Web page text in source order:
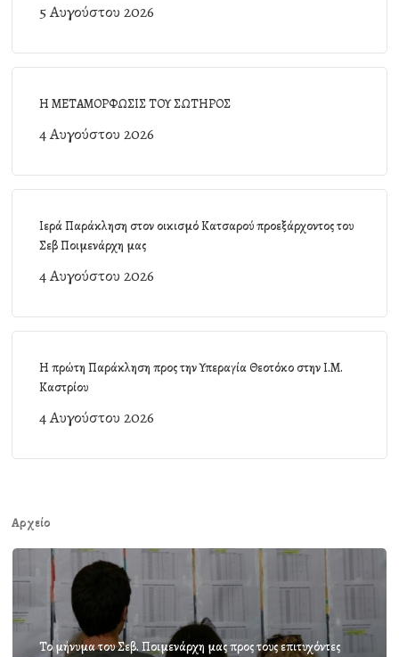
5 Αυγούστου 2026
Η ΜΕΤΑΜΟΡΦΩΣΙΣ ΤΟΥ ΣΩΤΗΡΟΣ
4 Αυγούστου 2026
Ιερά Παράκληση στον οικισμό Κατσαρού προεξάρχοντος του
Σεβ Ποιμενάρχη μας
4 Αυγούστου 2026
Η πρώτη Παράκληση προς την Υπεραγία Θεοτόκο στην Ι.Μ.
Καστρίου
4 Αυγούστου 2026
Αρχείο
Το μήνυμα του Σεβ. Ποιμενάρχη μας προς τους επιτυχόντες